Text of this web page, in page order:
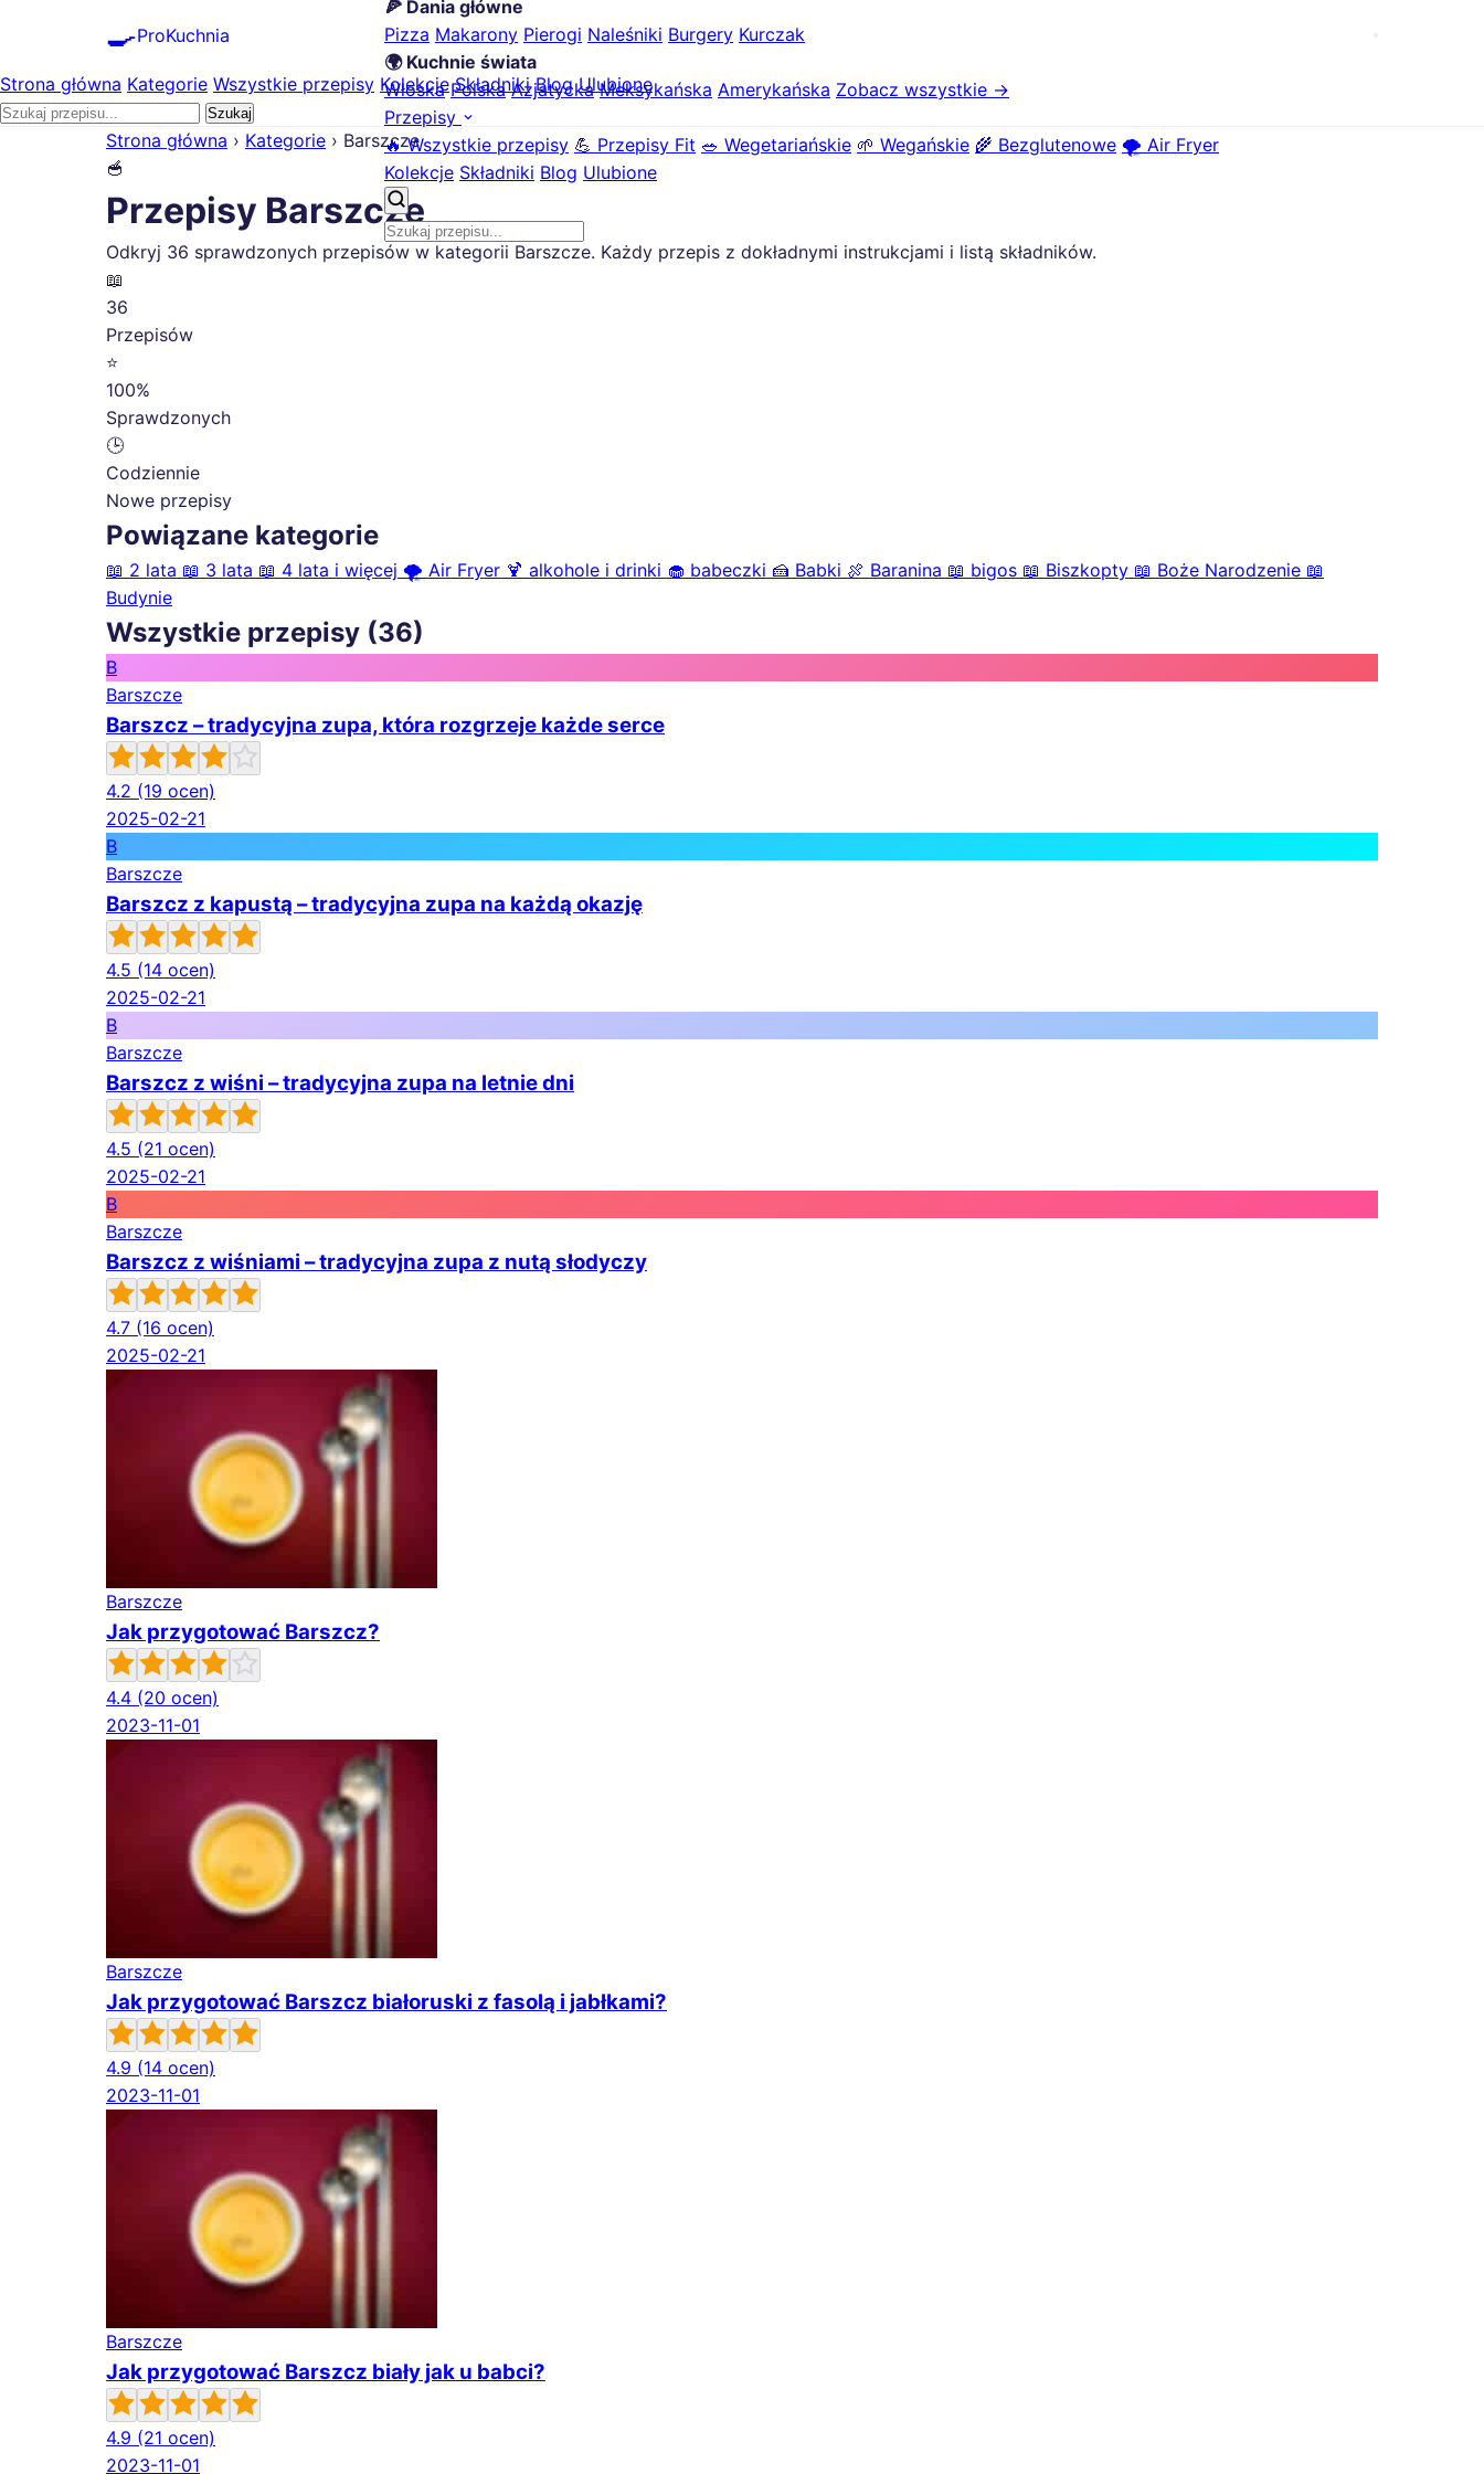
🍳ProKuchnia
🍕 Dania główne
Pizza Makarony Pierogi Naleśniki Burgery Kurczak
🌍 Kuchnie świata
Włoska Polska Azjatycka Meksykańska Amerykańska Zobacz wszystkie →
Przepisy
🔥 Wszystkie przepisy 💪 Przepisy Fit 🥗 Wegetariańskie 🌱 Wegańskie 🌾 Bezglutenowe 🌪️ Air Fryer
Kolekcje Składniki Blog Ulubione
Strona główna Kategorie Wszystkie przepisy Kolekcje Składniki Blog Ulubione
Szukaj
Strona główna › Kategorie › Barszcze
🥣
Przepisy Barszcze
Odkryj 36 sprawdzonych przepisów w kategorii Barszcze. Każdy przepis z dokładnymi instrukcjami i listą składników.
📖
36
Przepisów
⭐
100%
Sprawdzonych
🕒
Codziennie
Nowe przepisy
Powiązane kategorie
📖 2 lata 📖 3 lata 📖 4 lata i więcej 🌪️ Air Fryer 🍹 alkohole i drinki 🧁 babeczki 🍰 Babki 🍖 Baranina 📖 bigos 📖 Biszkopty 📖 Boże Narodzenie 📖
Budynie
Wszystkie przepisy (36)
B
Barszcze
Barszcz – tradycyjna zupa, która rozgrzeje każde serce
4.2 (19 ocen)
2025-02-21
B
Barszcze
Barszcz z kapustą – tradycyjna zupa na każdą okazję
4.5 (14 ocen)
2025-02-21
B
Barszcze
Barszcz z wiśni – tradycyjna zupa na letnie dni
4.5 (21 ocen)
2025-02-21
B
Barszcze
Barszcz z wiśniami – tradycyjna zupa z nutą słodyczy
4.7 (16 ocen)
2025-02-21
Barszcze
Jak przygotować Barszcz?
4.4 (20 ocen)
2023-11-01
Barszcze
Jak przygotować Barszcz białoruski z fasolą i jabłkami?
4.9 (14 ocen)
2023-11-01
Barszcze
Jak przygotować Barszcz biały jak u babci?
4.9 (21 ocen)
2023-11-01